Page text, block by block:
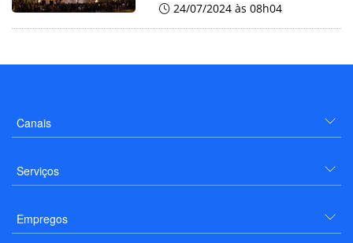
24/07/2024 às 08h04
Canais
Serviços
Empregos